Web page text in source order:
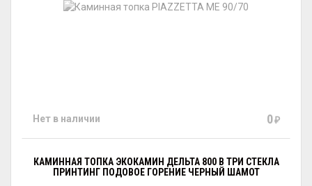
Нет в наличии 0₽
КАМИННАЯ ТОПКА ЭКОКАМИН ДЕЛЬТА 800 В ТРИ СТЕКЛА
ПРИНТИНГ ПОДОВОЕ ГОРЕНИЕ ЧЕРНЫЙ ШАМОТ